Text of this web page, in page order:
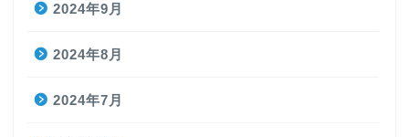
2024年9月
2024年8月
2024年7月